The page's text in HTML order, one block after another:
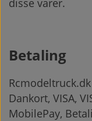
disse varer.
Betaling
Dankort, VISA,
MobilePay,